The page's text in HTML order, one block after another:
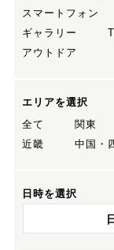
スマートフォン
ギャラリー
アウトドア
エリアを選択
全て
関東
近畿
中国・
日時を選択